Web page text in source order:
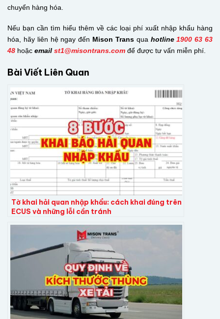
chuyển hàng hóa.
Nếu bạn cần tìm hiểu thêm về các loại phí xuất nhập khẩu hàng
hóa, hãy liên hệ ngay đến Mison Transqua hotline1900 63 63
48 hoặc email st1@misontrans.com để được tư vấn miễn phí.
Bài Viết Liên Quan
Tờ khai hải quan nhập khẩu: cách khai đúng trên
ECUS và những lỗi cần tránh